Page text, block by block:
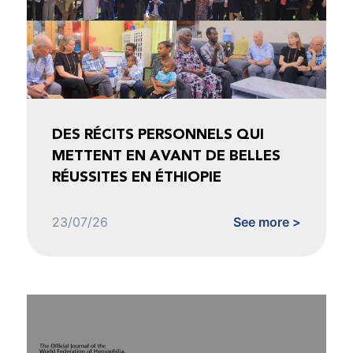
DES RÉCITS PERSONNELS QUI
METTENT EN AVANT DE BELLES
RÉUSSITES EN ÉTHIOPIE
23/07/26 See more >